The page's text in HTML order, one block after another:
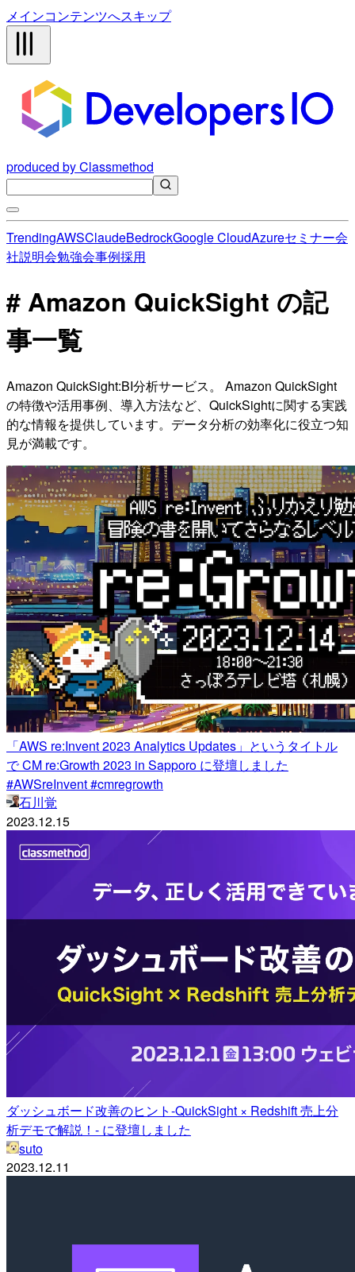
メインコンテンツへスキップ
produced by Classmethod
TrendingAWSClaudeBedrockGoogle CloudAzureセミナー会
社説明会勉強会事例採用
# Amazon QuickSight の記
事一覧
Amazon QuickSight:BI分析サービス。 Amazon QuickSight
の特徴や活用事例、導入方法など、QuickSightに関する実践
的な情報を提供しています。データ分析の効率化に役立つ知
見が満載です。
「AWS re:Invent 2023 Analytics Updates」というタイトル
で CM re:Growth 2023 in Sapporo に登壇しました
#AWSreInvent #cmregrowth
石川覚
2023.12.15
ダッシュボード改善のヒント-QuickSight × Redshift 売上分
析デモで解説！- に登壇しました
suto
2023.12.11